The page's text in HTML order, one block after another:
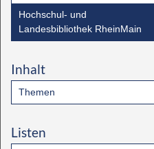
Hochschul- und
Landesbibliothek RheinMain
Inhalt
Themen
Listen